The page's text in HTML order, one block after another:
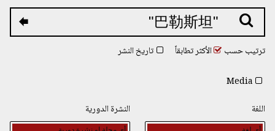
ترتيب حسب الأكثر تطابقاً تاريخ النشر
Media
اللغة
النشرة الدورية